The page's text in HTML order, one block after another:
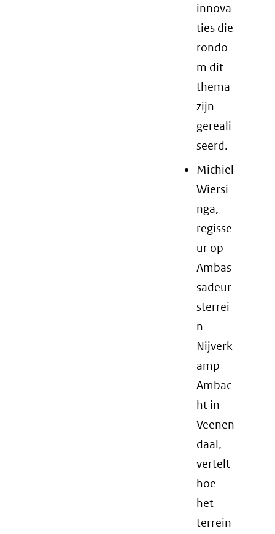
innova
ties die
rondo
m dit
thema
zijn
gereali
seerd.
Michiel
Wiersi
nga,
regisse
ur op
Ambas
sadeur
sterrei
n
Nijverk
amp
Ambac
ht in
Veenen
daal,
vertelt
hoe
het
terrein